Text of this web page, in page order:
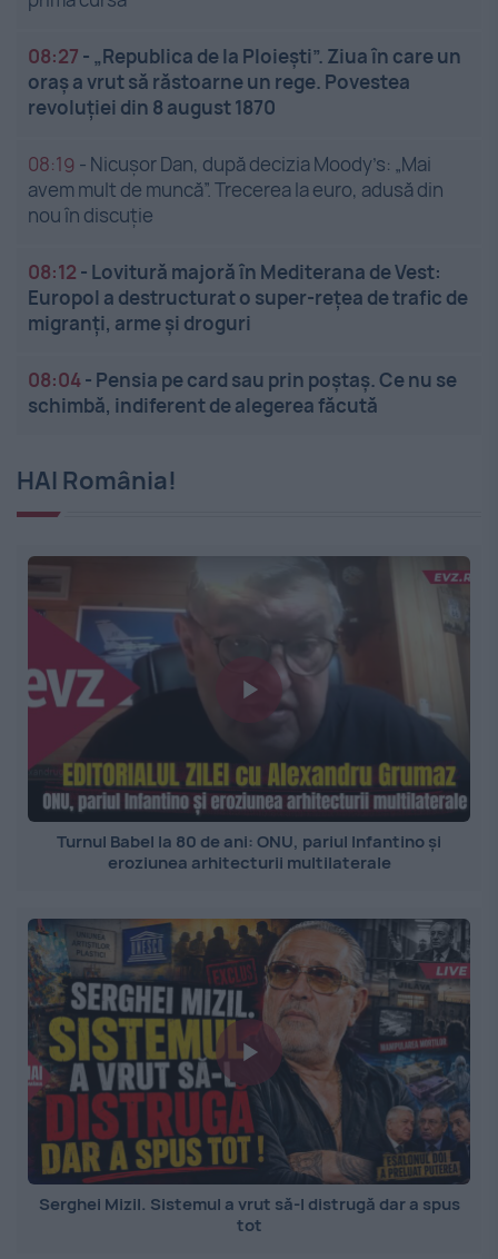
08:27 - „Republica de la Ploiești”. Ziua în care un
oraș a vrut să răstoarne un rege. Povestea
revoluției din 8 august 1870
08:19 - Nicușor Dan, după decizia Moody’s: „Mai
avem mult de muncă”. Trecerea la euro, adusă din
nou în discuție
08:12 - Lovitură majoră în Mediterana de Vest:
Europol a destructurat o super-rețea de trafic de
migranți, arme și droguri
08:04- Pensia pe card sau prin poștaș. Ce nu se
schimbă, indiferent de alegerea făcută
HAI România!
Turnul Babel la 80 de ani: ONU, pariul Infantino și
eroziunea arhitecturii multilaterale
Serghei Mizil. Sistemul a vrut să-l distrugă dar a spus
tot